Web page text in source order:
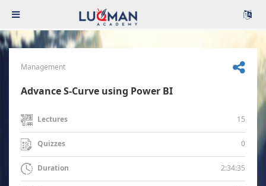
Management
Advance S-Curve using Power BI
Lectures 15
Quizzes 0
Duration 2:34:35